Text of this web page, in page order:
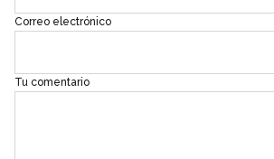
Correo electrónico
Tu comentario